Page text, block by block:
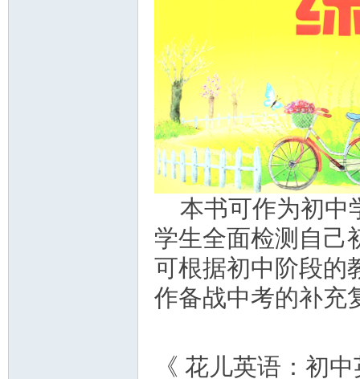
本书可作为初中
学生全面检测自己
可根据初中阶段的
作备战中考的补充
《 花儿英语：初